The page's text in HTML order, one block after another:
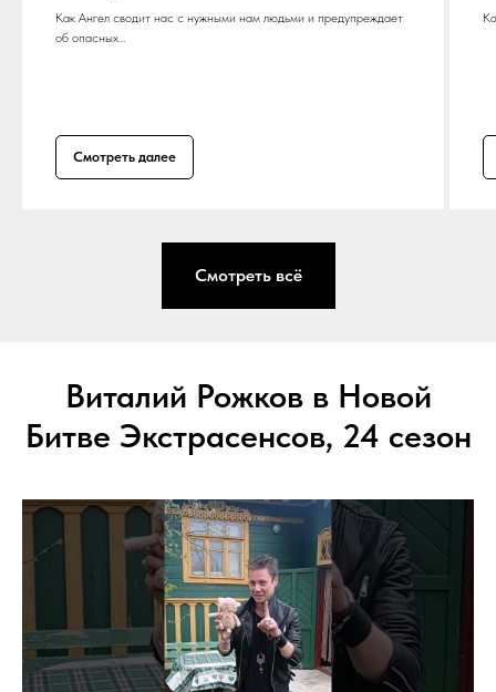
Как Ангел сводит нас с нужными нам людьми и предупреждает
об опасных...
Смотреть далее
Смотреть всё
Виталий Рожков в Новой
Битве Экстрасенсов, 24 сезон